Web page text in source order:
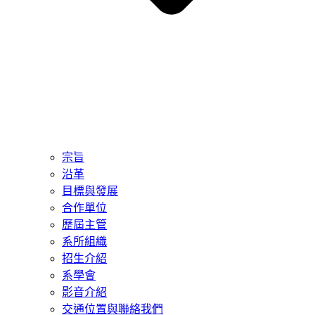
宗旨
沿革
目標與發展
合作單位
歷屆主管
系所組織
招生介紹
系學會
影音介紹
交通位置與聯絡我們